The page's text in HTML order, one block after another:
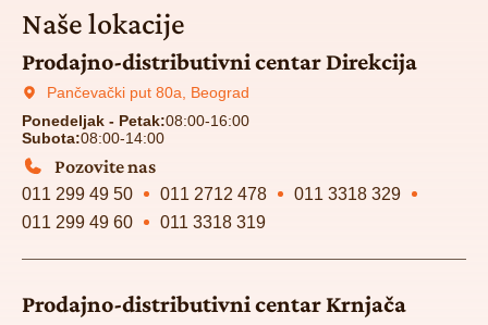
Naše lokacije
Prodajno-distributivni centar Direkcija
Pančevački put 80a, Beograd
Ponedeljak - Petak:08:00-16:00
Subota:08:00-14:00
Pozovite nas
011 299 49 50 011 2712 478
011 3318 329
011 299 49 60
011 3318 319
Prodajno-distributivni centar Krnjača